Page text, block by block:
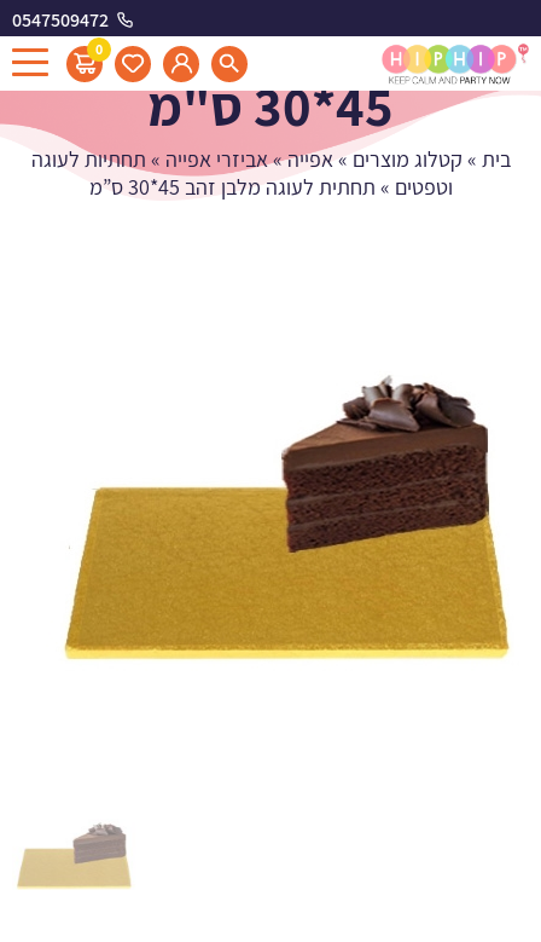
0547509472
0
תחתית לעוגה מלבן זהב
45*30 ס"מ
בית » קטלוג מוצרים »אפייה»אביזרי אפייה » תחתיות לעוגה
וטפטים » תחתית לעוגה מלבן זהב 45*30 ס”מ